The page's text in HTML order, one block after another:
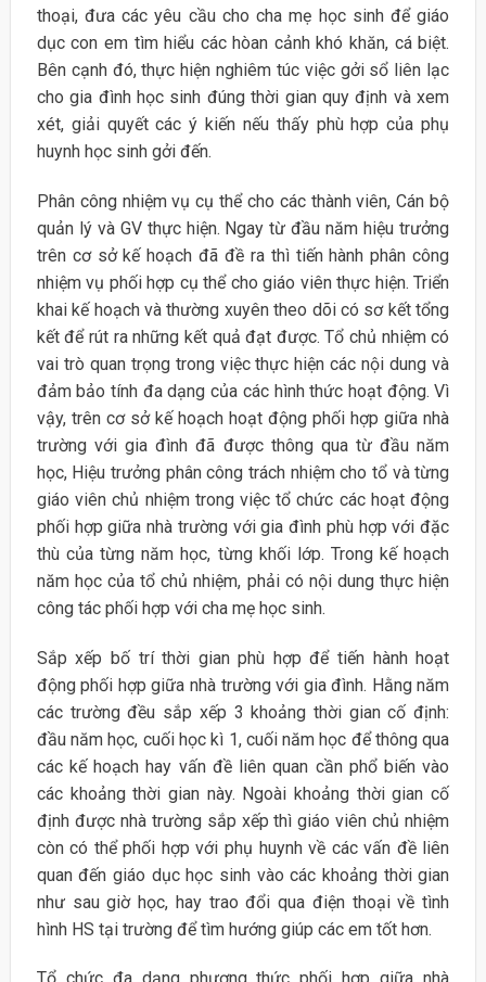
thoại, đưa các yêu cầu cho cha mẹ học sinh để giáo
dục con em tìm hiểu các hòan cảnh khó khăn, cá biệt.
Bên cạnh đó, thực hiện nghiêm túc việc gởi sổ liên lạc
cho gia đình học sinh đúng thời gian quy định và xem
xét, giải quyết các ý kiến nếu thấy phù hợp của phụ
huynh học sinh gởi đến.
Phân công nhiệm vụ cụ thể cho các thành viên, Cán bộ
quản lý và GV thực hiện. Ngay từ đầu năm hiệu trưởng
trên cơ sở kế hoạch đã đề ra thì tiến hành phân công
nhiệm vụ phối hợp cụ thể cho giáo viên thực hiện. Triển
khai kế hoạch và thường xuyên theo dõi có sơ kết tổng
kết để rút ra những kết quả đạt được. Tổ chủ nhiệm có
vai trò quan trọng trong việc thực hiện các nội dung và
đảm bảo tính đa dạng của các hình thức hoạt động. Vì
vậy, trên cơ sở kế hoạch hoạt động phối hợp giữa nhà
trường với gia đình đã được thông qua từ đầu năm
học, Hiệu trưởng phân công trách nhiệm cho tổ và từng
giáo viên chủ nhiệm trong việc tổ chức các hoạt động
phối hợp giữa nhà trường với gia đình phù hợp với đặc
thù của từng năm học, từng khối lớp. Trong kế hoạch
năm học của tổ chủ nhiệm, phải có nội dung thực hiện
công tác phối hợp với cha mẹ học sinh.
Sắp xếp bố trí thời gian phù hợp để tiến hành hoạt
động phối hợp giữa nhà trường với gia đình. Hằng năm
các trường đều sắp xếp 3 khoảng thời gian cố định:
đầu năm học, cuối học kì 1, cuối năm học để thông qua
các kế hoạch hay vấn đề liên quan cần phổ biến vào
các khoảng thời gian này. Ngoài khoảng thời gian cố
định được nhà trường sắp xếp thì giáo viên chủ nhiệm
còn có thể phối hợp với phụ huynh về các vấn đề liên
quan đến giáo dục học sinh vào các khoảng thời gian
như sau giờ học, hay trao đổi qua điện thoại về tình
hình HS tại trường để tìm hướng giúp các em tốt hơn.